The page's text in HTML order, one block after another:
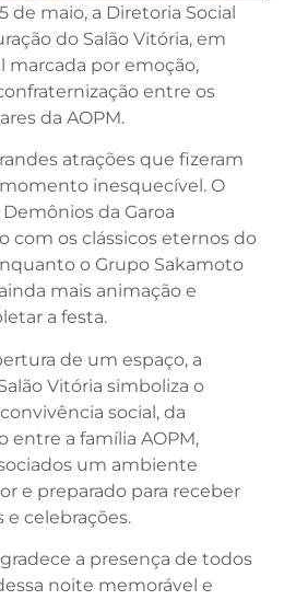
de maio, a Diretoria Social
do Salão Vitória, em
marcada por emoção,
entre os
da AOPM.
atrações que fizeram
inesquecível. O
da Garoa
com os clássicos eternos do
o Grupo Sakamoto
mais animação e
a festa.
de um espaço, a
Vitória simboliza o
social, da
entre a família AOPM,
um ambiente
e preparado para receber
celebrações.
a presença de todos
noite memorável e